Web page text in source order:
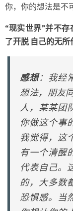
你，你的想法是不
“现实世界”并不
了开脱 自己的无所
感想：我经
想法，朋友
人，某某团
你做这个事
我觉得，这
有一个清醒
代表自己。
的，大多数
恐惧感。当